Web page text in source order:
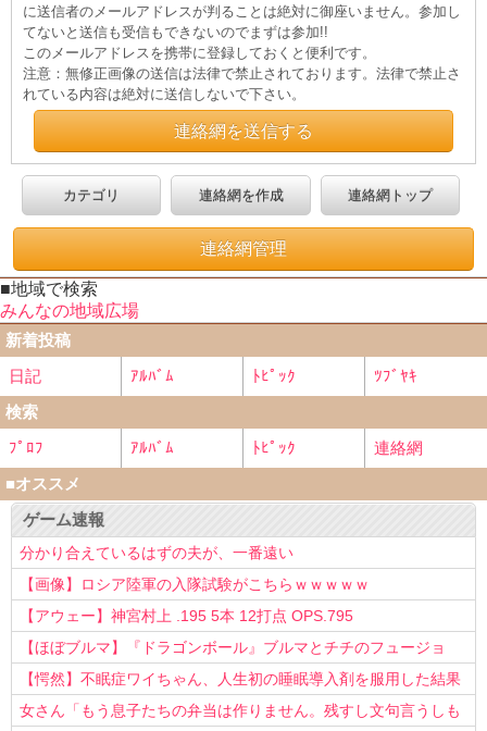
に送信者のメールアドレスが判ることは絶対に御座いません。参加し
てないと送信も受信もできないのでまずは参加!!
このメールアドレスを携帯に登録しておくと便利です。
注意：無修正画像の送信は法律で禁止されております。法律で禁止さ
れている内容は絶対に送信しないで下さい。
連絡網を送信する
カテゴリ 連絡網を作成 連絡網トップ
連絡網管理
■地域で検索
みんなの地域広場
新着投稿
日記
ｱﾙﾊﾞﾑ ﾄﾋﾟｯｸ
ﾂﾌﾞﾔｷ
検索
ﾌﾟﾛﾌ
ｱﾙﾊﾞﾑ ﾄﾋﾟｯｸ
連絡網
■オススメ
ゲーム速報
分かり合えているはずの夫が、一番遠い
【画像】ロシア陸軍の入隊試験がこちらｗｗｗｗｗ
【アウェー】神宮村上 .195 5本 12打点 OPS.795
【ほぼブルマ】『ドラゴンボール』ブルマとチチのフュージョ
ン、クッソ可愛すぎるwwwwwww
【愕然】不眠症ワイちゃん、人生初の睡眠導入剤を服用した結果
ｗｗｗｗ
女さん「もう息子たちの弁当は作りません。残すし文句言うしも